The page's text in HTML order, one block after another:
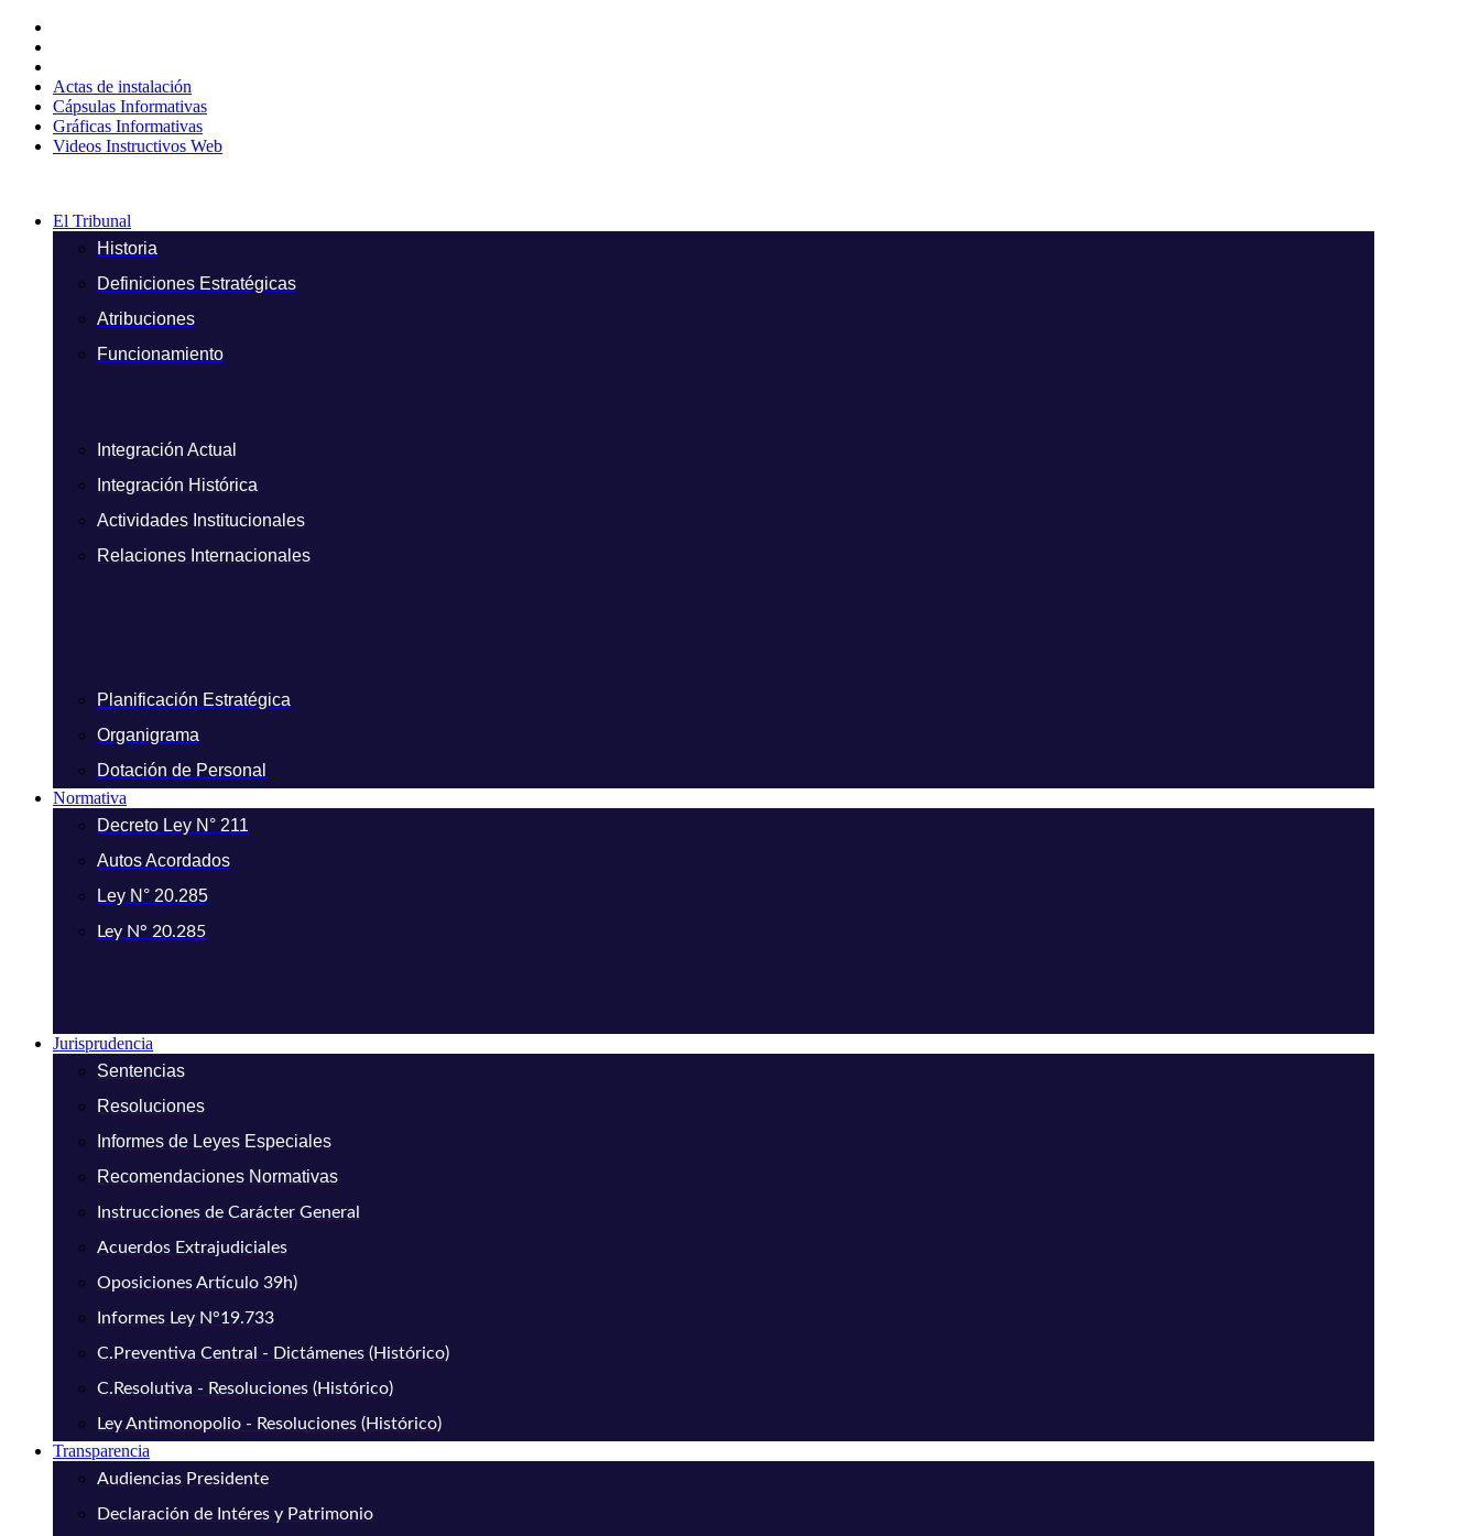
contenido
Actas de instalación
Cápsulas Informativas
Gráficas Informativas
Videos Instructivos Web
El Tribunal
Historia
Definiciones Estratégicas
Atribuciones
Funcionamiento
Integración Actual
Integración Histórica
Actividades Institucionales
Relaciones Internacionales
Planificación Estratégica
Organigrama
Dotación de Personal
Normativa
Decreto Ley N° 211
Autos Acordados
Ley N° 20.285
Ley N° 20.285
Jurisprudencia
Sentencias
Resoluciones
Informes de Leyes Especiales
Recomendaciones Normativas
Instrucciones de Carácter General
Acuerdos Extrajudiciales
Oposiciones Artículo 39h)
Informes Ley N°19.733
C.Preventiva Central - Dictámenes (Histórico)
C.Resolutiva - Resoluciones (Histórico)
Ley Antimonopolio - Resoluciones (Histórico)
Transparencia
Audiencias Presidente
Declaración de Intéres y Patrimonio